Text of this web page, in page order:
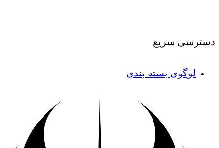
دسترسی سریع
لوگوی بسته بندی